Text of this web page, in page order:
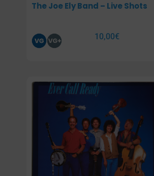
The Joe Ely Band – Live Shots
10,00€